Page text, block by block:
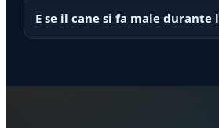
E se il cane si fa male durante